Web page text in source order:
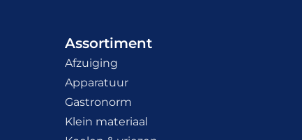
Assortiment
Afzuiging
Apparatuur
Gastronorm
Klein materiaal